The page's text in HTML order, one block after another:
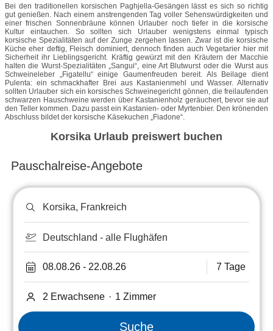
Bei den traditionellen korsischen Paghjella-Gesängen lässt es sich so richtig
gut genießen. Nach einem anstrengenden Tag voller Sehenswürdigkeiten und
einer frischen Sonnenbräune können Urlauber noch tiefer in die korsische
Kultur eintauchen. So sollten sich Urlauber wenigstens einmal typisch
korsische Spezialitäten auf der Zunge zergehen lassen. Zwar ist die korsische
Küche eher deftig, Fleisch dominiert, dennoch finden auch Vegetarier hier mit
Sicherheit ihr Lieblingsgericht. Kräftig gewürzt mit den Kräutern der Macchie
halten die Wurst-Spezialitäten „Sangui“, eine Art Blutwurst oder die Wurst aus
Schweineleber „Figatellu“ einige Gaumenfreuden bereit. Als Beilage dient
Pulenta: ein schmackhafter Brei aus Kastanienmehl und Wasser. Alternativ
sollten Urlauber sich ein korsisches Schweinegericht gönnen, die freilaufenden
schwarzen Hauschweine werden über Kastanienholz geräuchert, bevor sie auf
den Teller kommen. Dazu passt ein Kastanien- oder Myrtenbier. Den krönenden
Abschluss bildet der korsische Käsekuchen „Fiadone“.
Korsika Urlaub preiswert buchen